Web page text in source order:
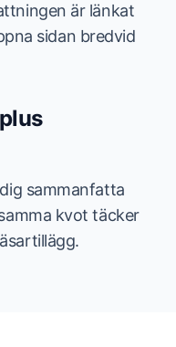
är länkat
sidan bredvid
sammanfatta
kvot täcker